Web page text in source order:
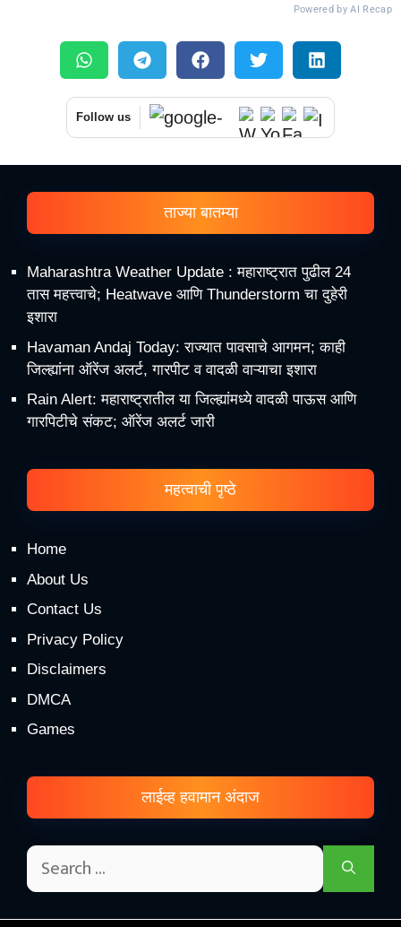
Powered by AI Recap
Follow us
ताज्या बातम्या
Maharashtra Weather Update : महाराष्ट्रात पुढील 24
तास महत्त्वाचे; Heatwave आणि Thunderstorm चा दुहेरी
इशारा
Havaman Andaj Today: राज्यात पावसाचे आगमन; काही
जिल्ह्यांना ऑरेंज अलर्ट, गारपीट व वादळी वाऱ्याचा इशारा
Rain Alert: महाराष्ट्रातील या जिल्ह्यांमध्ये वादळी पाऊस आणि
गारपिटीचे संकट; ऑरेंज अलर्ट जारी
महत्वाची पृष्ठे
Home
About Us
Contact Us
Privacy Policy
Disclaimers
DMCA
Games
लाईव्ह हवामान अंदाज